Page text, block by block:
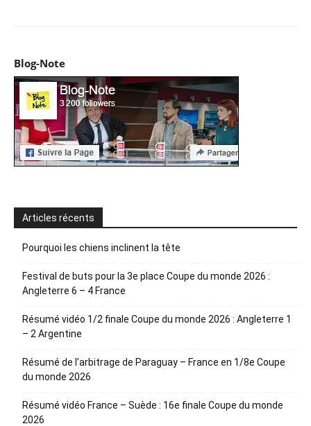
Blog-Note
Articles récents
Pourquoi les chiens inclinent la tête
Festival de buts pour la 3e place Coupe du monde 2026 :
Angleterre 6 – 4 France
Résumé vidéo 1/2 finale Coupe du monde 2026 : Angleterre 1
– 2 Argentine
Résumé de l’arbitrage de Paraguay – France en 1/8e Coupe
du monde 2026
Résumé vidéo France – Suède : 16e finale Coupe du monde
2026